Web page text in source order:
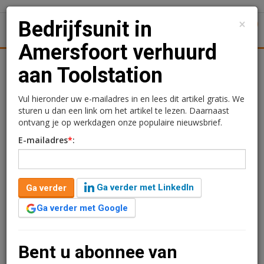
Juridisch | Fiscaal Transacties
Bedrijfsunit in
Amersfoort verhuurd aan
Toolstation
3 februari 2015 om 13:32 1 minuut leestijd
Aan de Nijverheidsweg Noord 45 in Amersfoort is een van de
drie units van een bedrijfspand verhuurd aan Toolstation BV. Dit
transparantie van de showrooms. Eigenaar/verhuurder is een
particuliere belegger.
×
Bedrijfsunit in
Amersfoort verhuurd
aan Toolstation
Vul hieronder uw e-mailadres in en lees dit artikel gratis. We
sturen u dan een link om het artikel te lezen. Daarnaast
ontvang je op werkdagen onze populaire nieuwsbrief.
E-mailadres*:
Ga verder
Ga verder met LinkedIn
Ga verder met Google
Bent u abonnee van